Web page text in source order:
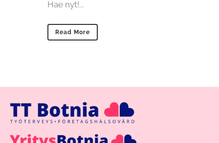
Hae nyt!...
Read More